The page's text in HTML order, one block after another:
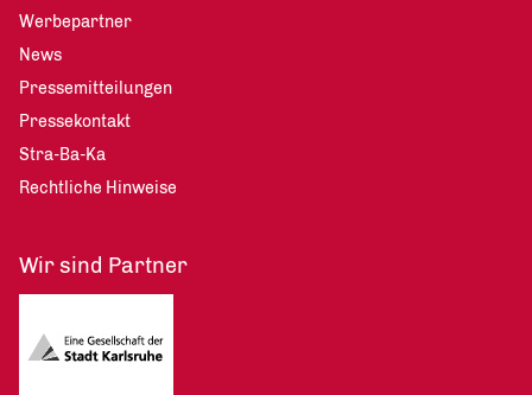
Werbepartner
News
Pressemitteilungen
Pressekontakt
Stra-Ba-Ka
Rechtliche Hinweise
Wir sind Partner